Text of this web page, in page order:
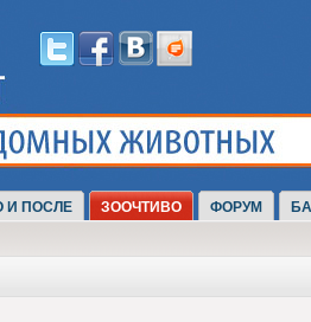
И ПОСЛЕ ЗООЧТИВО ФОРУМ